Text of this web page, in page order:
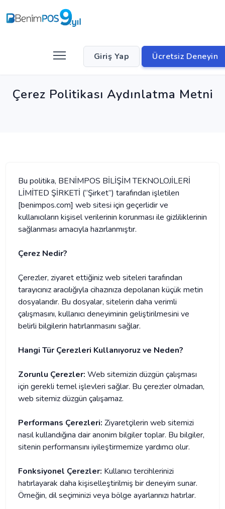
Giriş Yap Ücretsiz Deneyin
Çerez Politikası Aydınlatma Metni
Bu politika, BENİMPOS BİLİŞİM TEKNOLOJİLERİ
LİMİTED ŞİRKETİ (“Şirket”) tarafından işletilen
[benimpos.com] web sitesi için geçerlidir ve
kullanıcıların kişisel verilerinin korunması ile gizliliklerinin
sağlanması amacıyla hazırlanmıştır.​
Çerez Nedir?
Çerezler, ziyaret ettiğiniz web siteleri tarafından
tarayıcınız aracılığıyla cihazınıza depolanan küçük metin
dosyalarıdır. Bu dosyalar, sitelerin daha verimli
çalışmasını, kullanıcı deneyiminin geliştirilmesini ve
belirli bilgilerin hatırlanmasını sağlar.​
Hangi Tür Çerezleri Kullanıyoruz ve Neden?
Zorunlu Çerezler: Web sitemizin düzgün çalışması
için gerekli temel işlevleri sağlar. Bu çerezler olmadan,
web sitemiz düzgün çalışamaz.​
Performans Çerezleri: Ziyaretçilerin web sitemizi
nasıl kullandığına dair anonim bilgiler toplar. Bu bilgiler,
sitenin performansını iyileştirmemize yardımcı olur.​
Fonksiyonel Çerezler: Kullanıcı tercihlerinizi
hatırlayarak daha kişiselleştirilmiş bir deneyim sunar.
Örneğin, dil seçiminizi veya bölge ayarlarınızı hatırlar.​